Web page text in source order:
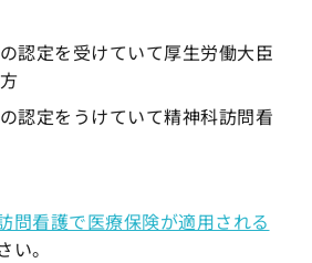
認定を受けていて厚生労働大臣
認定をうけていて精神科訪問看
問看護で医療保険が適用される
い。